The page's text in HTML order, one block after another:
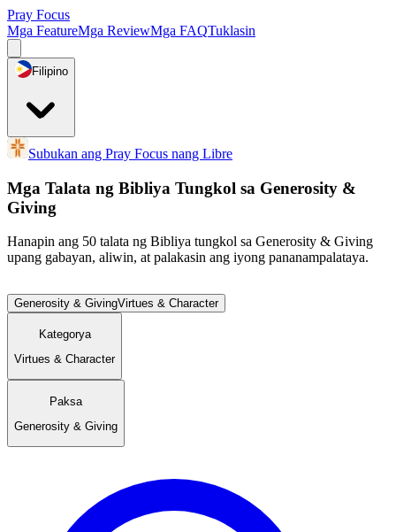
Pray Focus
Mga FeatureMga ReviewMga FAQTuklasin
Filipino
Subukan ang Pray Focus nang Libre
Mga Talata ng Bibliya Tungkol sa Generosity &
Giving
Hanapin ang 50 talata ng Bibliya tungkol sa Generosity & Giving
upang gabayan, aliwin, at palakasin ang iyong pananampalataya.
Generosity & GivingVirtues & Character
Kategorya
Virtues & Character
Paksa
Generosity & Giving